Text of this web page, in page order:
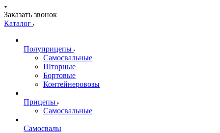
Заказать звонок
Каталог
Полуприцепы
Самосвальные
Шторные
Бортовые
Контейнеровозы
Прицепы
Самосвальные
Самосвалы